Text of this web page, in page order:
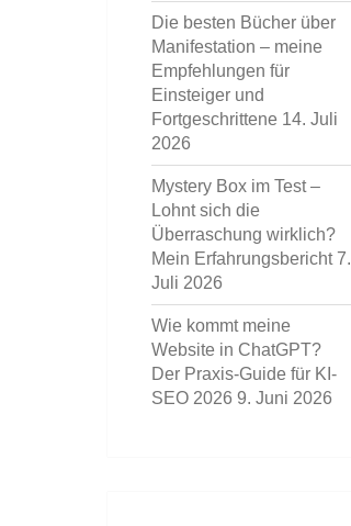
Die besten Bücher über
Manifestation – meine
Empfehlungen für
Einsteiger und
Fortgeschrittene 14. Juli
2026
Mystery Box im Test –
Lohnt sich die
Überraschung wirklich?
Mein Erfahrungsbericht 7.
Juli 2026
Wie kommt meine
Website in ChatGPT?
Der Praxis-Guide für KI-
SEO 2026 9. Juni 2026